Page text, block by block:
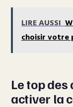
LIRE AUSSI
choisir votre
Le top
activer la